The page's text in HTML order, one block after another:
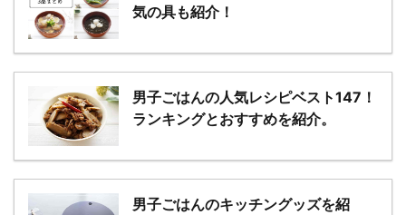
気の具も紹介！
男子ごはんの人気レシピベスト147！
ランキングとおすすめを紹介。
男子ごはんのキッチングッズを紹